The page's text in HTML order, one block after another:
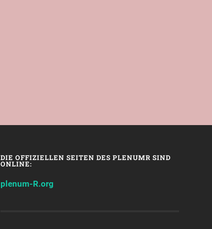
DIE OFFIZIELLEN SEITEN DES PLENUMR SIND
ONLINE:
plenum-R.org